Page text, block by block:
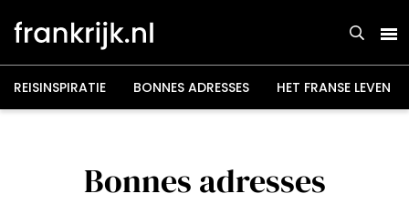
naar
inhoud
REISINSPIRATIE BONNES ADRESSES HET FRANSE LEVEN
Bonnes adresses